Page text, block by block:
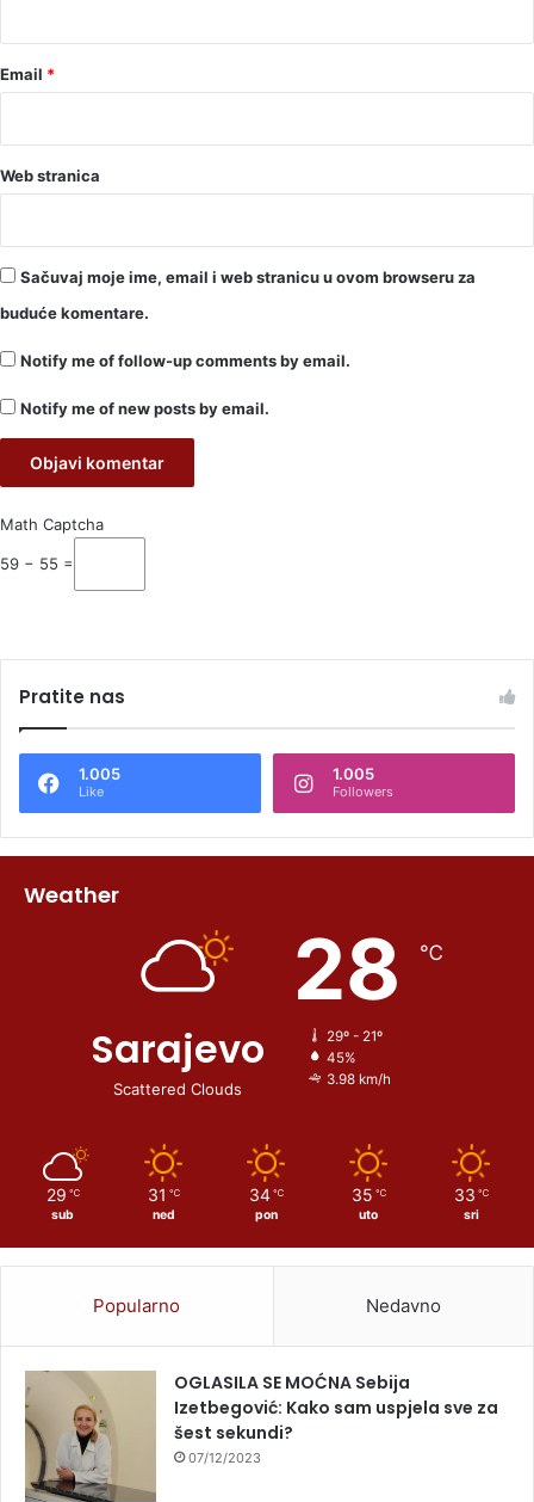
Email *
Web stranica
Sačuvaj moje ime, email i web stranicu u ovom browseru za
buduće komentare.
Notify me of follow-up comments by email.
Notify me of new posts by email.
Math Captcha
59 − 55 =
Pratite nas
1.005
Like
1.005
Followers
Weather
Sarajevo
Scattered Clouds
28 ℃
29º - 21º
45%
3.98 km/h
29 ℃
sub
31 ℃
ned
34 ℃
pon
35 ℃
uto
33 ℃
sri
Popularno Nedavno
OGLASILA SE MOĆNA Sebija
Izetbegović: Kako sam uspjela sve za
šest sekundi?
07/12/2023